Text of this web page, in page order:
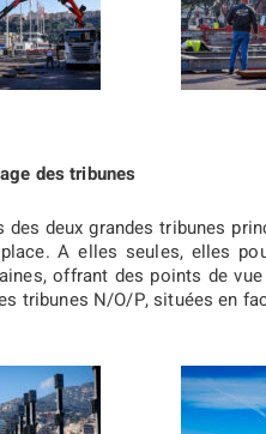
des tribunes
des deux grandes tribunes
A elles seules, elles
offrant des points de
tribunes N/O/P, situées en